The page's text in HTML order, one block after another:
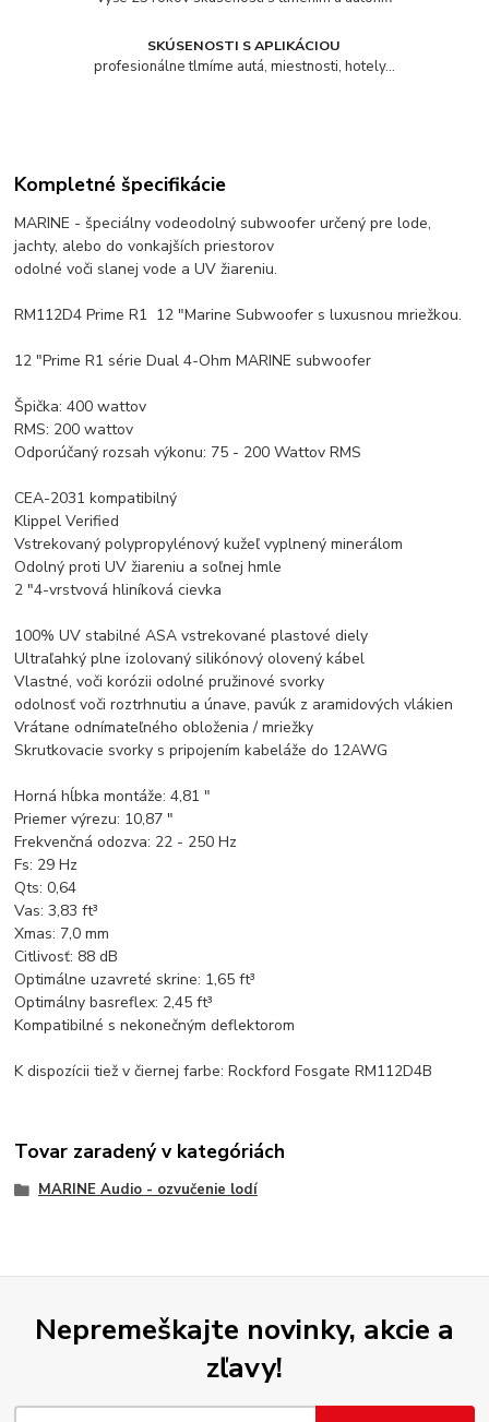
SKÚSENOSTI S APLIKÁCIOU
profesionálne tlmíme autá, miestnosti, hotely...
Kompletné špecifikácie
MARINE - špeciálny vodeodolný subwoofer určený pre lode,
jachty, alebo do vonkajších priestorov
odolné voči slanej vode a UV žiareniu.
RM112D4 Prime R1 12 "Marine Subwoofer s luxusnou mriežkou.
12 "Prime R1 série Dual 4-Ohm MARINE subwoofer
Špička: 400 wattov
RMS: 200 wattov
Odporúčaný rozsah výkonu: 75 - 200 Wattov RMS
CEA-2031 kompatibilný
Klippel Verified
Vstrekovaný polypropylénový kužeľ vyplnený minerálom
Odolný proti UV žiareniu a soľnej hmle
2 "4-vrstvová hliníková cievka
100% UV stabilné ASA vstrekované plastové diely
Ultraľahký plne izolovaný silikónový olovený kábel
Vlastné, voči korózii odolné pružinové svorky
odolnosť voči roztrhnutiu a únave, pavúk z aramidových vlákien
Vrátane odnímateľného obloženia / mriežky
Skrutkovacie svorky s pripojením kabeláže do 12AWG
Horná hĺbka montáže: 4,81 "
Priemer výrezu: 10,87 "
Frekvenčná odozva: 22 - 250 Hz
Fs: 29 Hz
Qts: 0,64
Vas: 3,83 ft³
Xmas: 7,0 mm
Citlivosť: 88 dB
Optimálne uzavreté skrine: 1,65 ft³
Optimálny basreflex: 2,45 ft³
Kompatibilné s nekonečným deflektorom
K dispozícii tiež v čiernej farbe: Rockford Fosgate RM112D4B
Tovar zaradený v kategóriách
MARINE Audio - ozvučenie lodí
Nepremeškajte novinky, akcie a
zľavy!